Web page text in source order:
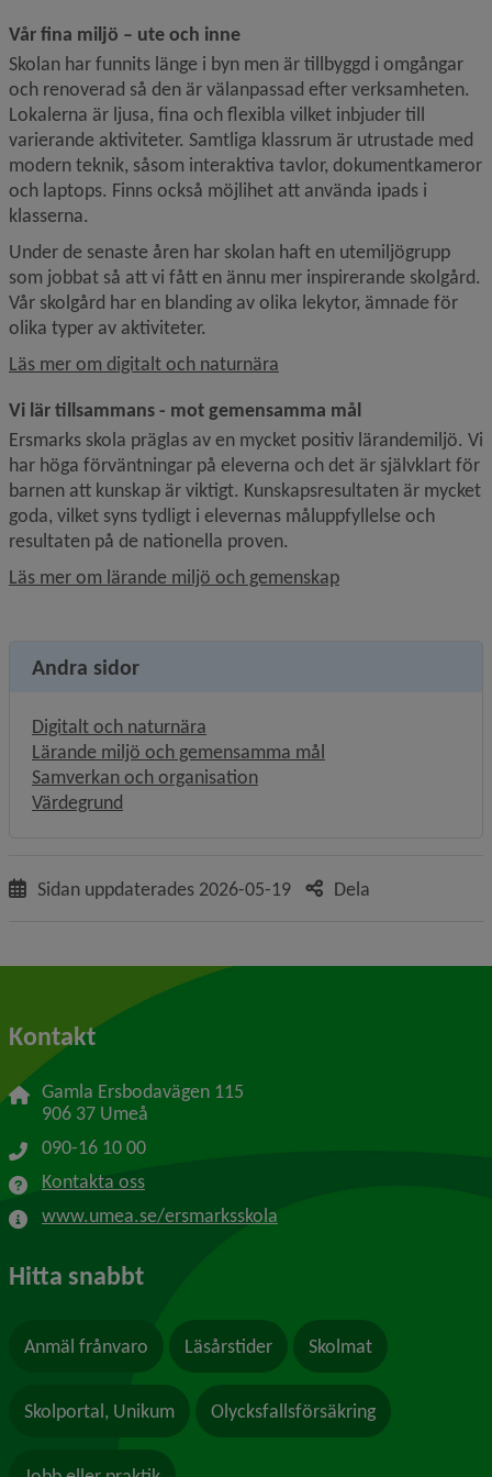
Vår fina miljö – ute och inne
Skolan har funnits länge i byn men är tillbyggd i omgångar
och renoverad så den är välanpassad efter verksamheten.
Lokalerna är ljusa, fina och flexibla vilket inbjuder till
varierande aktiviteter. Samtliga klassrum är utrustade med
modern teknik, såsom interaktiva tavlor, dokumentkameror
och laptops. Finns också möjlihet att använda ipads i
klasserna.
Under de senaste åren har skolan haft en utemiljögrupp
som jobbat så att vi fått en ännu mer inspirerande skolgård.
Vår skolgård har en blanding av olika lekytor, ämnade för
olika typer av aktiviteter.
Läs mer om digitalt och naturnära
Vi lär tillsammans - mot gemensamma mål
Ersmarks skola präglas av en mycket positiv lärandemiljö. Vi
har höga förväntningar på eleverna och det är självklart för
barnen att kunskap är viktigt. Kunskapsresultaten är mycket
goda, vilket syns tydligt i elevernas måluppfyllelse och
resultaten på de nationella proven.
Läs mer om lärande miljö och gemenskap
Andra sidor
Digitalt och naturnära
Lärande miljö och gemensamma mål
Samverkan och organisation
Värdegrund
Sidan uppdaterades 2026-05-19 Dela
Kontakt
Gamla Ersbodavägen 115
906 37 Umeå
090-16 10 00
Kontakta oss
www.umea.se/ersmarksskola
Hitta snabbt
Anmäl frånvaro Läsårstider Skolmat
Skolportal, Unikum Olycksfallsförsäkring